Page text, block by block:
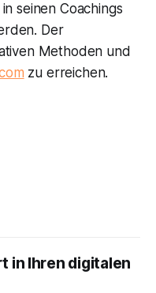
seinen Coachings
Der
Methoden und
zu erreichen.
in Ihren digitalen